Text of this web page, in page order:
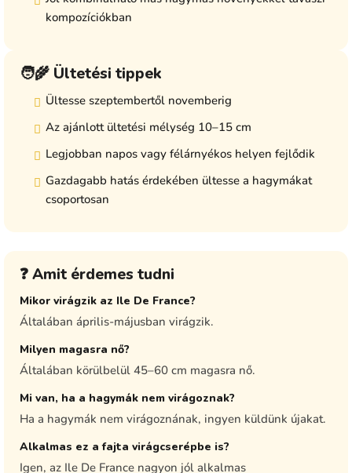
kompozíciókban
🧑‍🌾 Ültetési tippek
Ültesse szeptembertől novemberig
Az ajánlott ültetési mélység 10–15 cm
Legjobban napos vagy félárnyékos helyen fejlődik
Gazdagabb hatás érdekében ültesse a hagymákat
csoportosan
❓ Amit érdemes tudni
Mikor virágzik az Ile De France?
Általában április-májusban virágzik.
Milyen magasra nő?
Általában körülbelül 45–60 cm magasra nő.
Mi van, ha a hagymák nem virágoznak?
Ha a hagymák nem virágoznának, ingyen küldünk újakat.
Alkalmas ez a fajta virágcserépbe is?
Igen, az Ile De France nagyon jól alkalmas